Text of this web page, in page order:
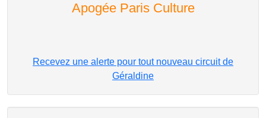
Apogée Paris Culture
Recevez une alerte pour tout nouveau circuit de
Géraldine